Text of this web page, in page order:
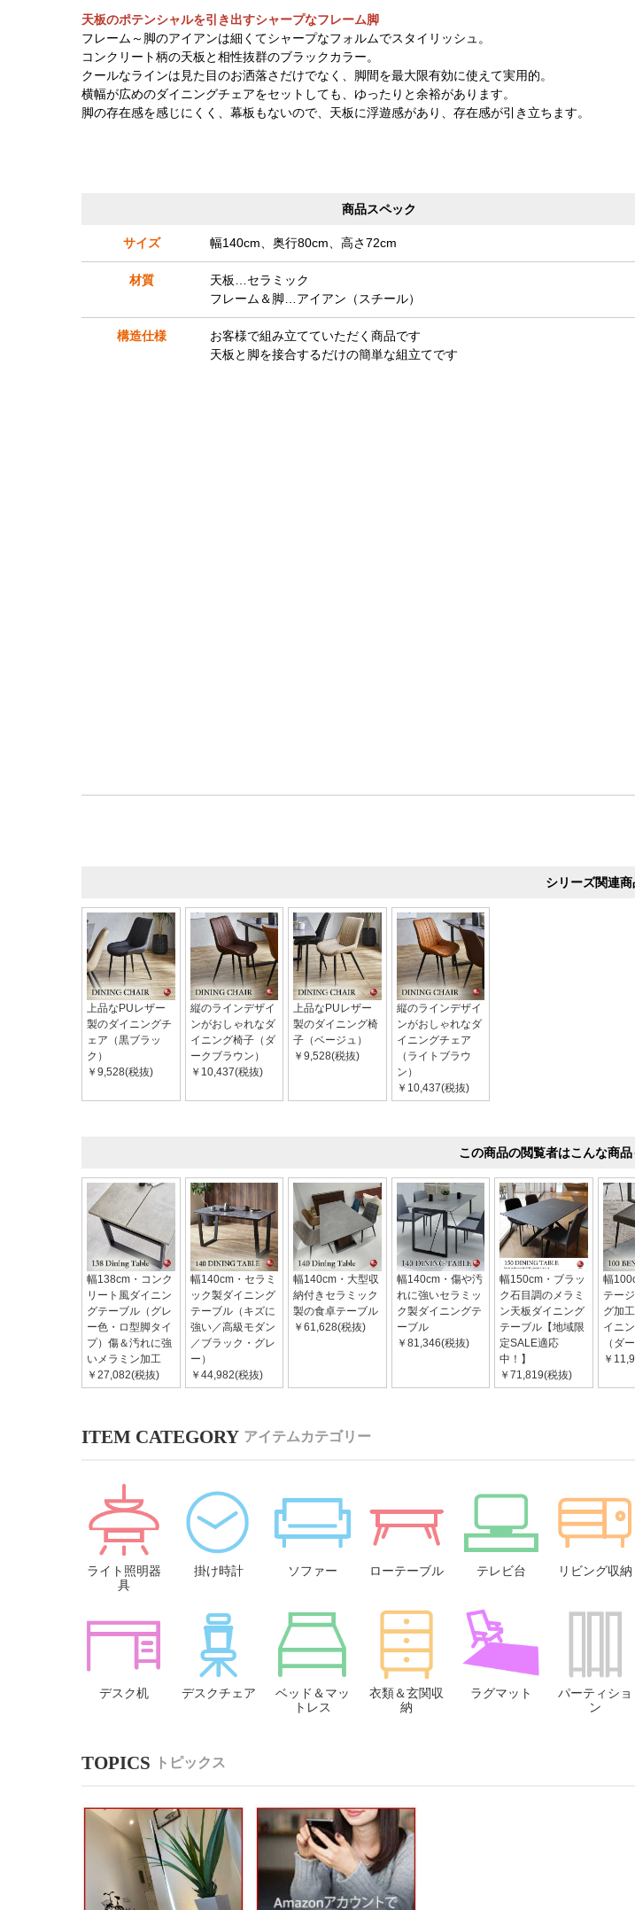
天板のポテンシャルを引き出すシャープなフレーム脚
フレーム～脚のアイアンは細くてシャープなフォルムでスタイリッシュ。
コンクリート柄の天板と相性抜群のブラックカラー。
クールなラインは見た目のお洒落さだけでなく、脚間を最大限有効に使えて実用的。
横幅が広めのダイニングチェアをセットしても、ゆったりと余裕があります。
脚の存在感を感じにくく、幕板もないので、天板に浮遊感があり、存在感が引き立ちます。
商品スペック
サイズ 幅140cm、奥行80cm、高さ72cm
材質
天板…セラミック
フレーム＆脚…アイアン（スチール）
構造仕様
お客様で組み立てていただく商品です
天板と脚を接合するだけの簡単な組立てです
シリーズ関連商
上品なPUレザー
製のダイニングチ
ェア（黒ブラッ
ク）
￥9,528(税抜)
縦のラインデザイ
ンがおしゃれなダ
イニング椅子（ダ
ークブラウン）
￥10,437(税抜)
上品なPUレザー
製のダイニング椅
子（ベージュ）
￥9,528(税抜)
縦のラインデザイ
ンがおしゃれなダ
イニングチェア
（ライトブラウ
ン）
￥10,437(税抜)
この商品の閲覧者はこんな商
幅138cm・コンク
リート風ダイニン
グテーブル（グレ
ー色・ロ型脚タイ
プ）傷＆汚れに強
いメラミン加工
￥27,082(税抜)
幅140cm・セラミ
ック製ダイニング
テーブル（キズに
強い／高級モダン
／ブラック・グレ
ー）
￥44,982(税抜)
幅140cm・大型収
納付きセラミック
製の食卓テーブル
￥61,628(税抜)
幅140cm・傷や汚
れに強いセラミッ
ク製ダイニングテ
ーブル
￥81,346(税抜)
幅150cm・ブラッ
ク石目調のメラミ
ン天板ダイニング
テーブル【地域限
定SALE適応
中！】
￥71,819(税抜)
幅
テー
グ加
イニ
（ダ
￥
アイテムカテゴリー
ライト照明器
具
掛け時計 ソファー ローテーブル テレビ台 リビング収納
デスク机 デスクチェア
ベッド＆マッ
トレス
衣類＆玄関収
納
ラグマット
パーティショ
ン
トピックス